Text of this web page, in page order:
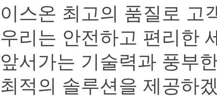
이스온 최고의 품질로 고
우리는 안전하고 편리한
앞서가는 기술력과 풍부
최적의 솔루션을 제공하